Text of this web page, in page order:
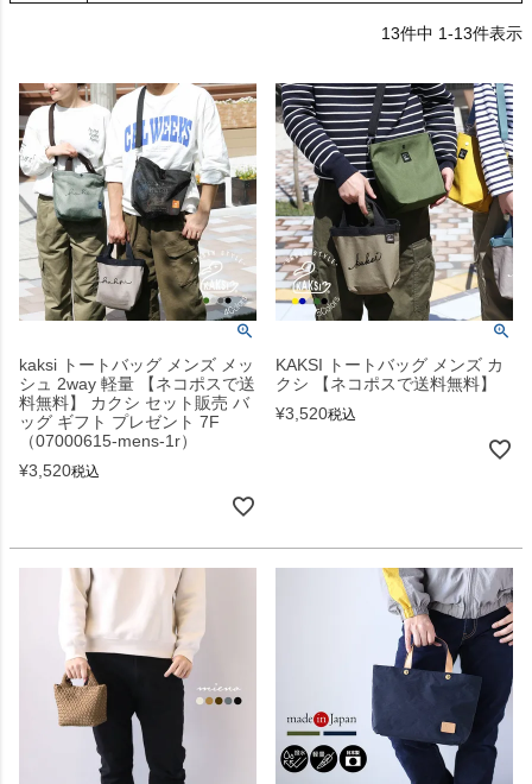
13件中 1-13件表示
kaksi トートバッグ メンズ メッ
シュ 2way 軽量 【ネコポスで送
料無料】 カクシ セット販売 バ
ッグ ギフト プレゼント 7F
（07000615-mens-1r）
¥3,520税込
KAKSI トートバッグ メンズ カ
クシ 【ネコポスで送料無料】
¥3,520税込